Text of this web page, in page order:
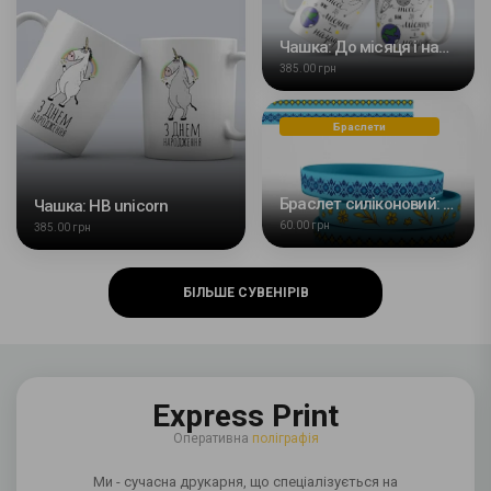
Чашка: НВ unicorn
385.00 грн
Чашка: До місяця і назад
385.00 грн
Браслети
Браслет силіконовий: Орнамент
60.00 грн
БІЛЬШЕ СУВЕНІРІВ
Express Print
Оперативна поліграфія
Ми - сучасна друкарня, що спеціалізується на